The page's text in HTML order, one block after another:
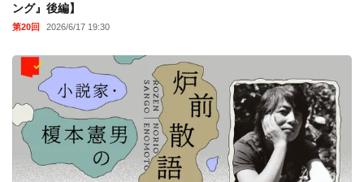
ング』後編】
第20回 2026/6/17 19:30